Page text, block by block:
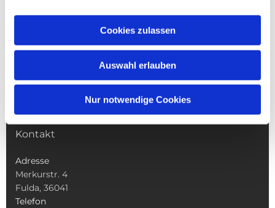
Cookies zulassen
Auswahl erlauben
Nur notwendige Cookies
Gottesdienste
Veranstaltungen & Angebote
Kindertagesstätte St. Andreas
Kontakt
Adresse
Merkurstr. 4
Fulda, 36041
Telefon